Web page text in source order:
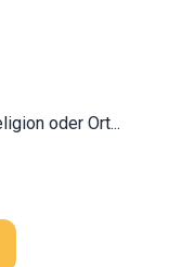
oder Ort...